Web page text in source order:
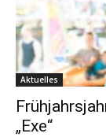
Aktuelles
„Exe“